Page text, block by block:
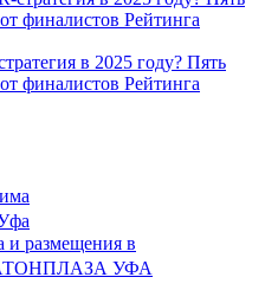
в 2025 году? Пять
финалистов Рейтинга
и размещения в
УФА